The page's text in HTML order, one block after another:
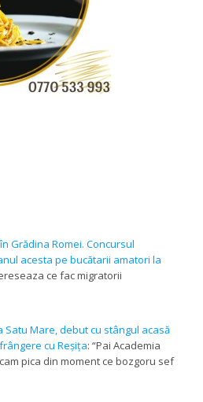
Grădina Romei. Concursul
acesta pe bucătarii amatori la
ce fac migratorii
Satu Mare, debut cu stângul acasă
cu Reșița: “Pai Academia
pica din moment ce bozgoru sef